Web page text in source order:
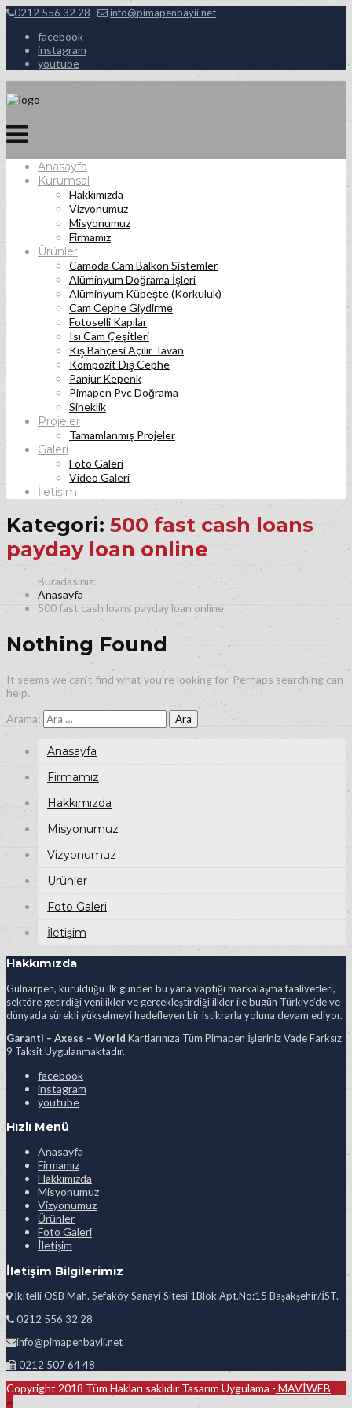
0212 556 32 28 info@pimapenbayii.net
facebook
instagram
youtube
Anasayfa
Kurumsal
Hakkımızda
Vizyonumuz
Misyonumuz
Firmamız
Ürünler
Camoda Cam Balkon Sistemler
Alüminyum Doğrama İşleri
Alüminyum Küpeşte (Korkuluk)
Cam Cephe Giydirme
Fotoselli Kapılar
Isı Cam Çeşitleri
Kış Bahçesi Açılır Tavan
Kompozit Dış Cephe
Panjur Kepenk
Pimapen Pvc Doğrama
Sineklik
Projeler
Tamamlanmış Projeler
Galeri
Foto Galeri
Video Galeri
İletişim
Kategori: 500 fast cash loans
payday loan online
Anasayfa
500 fast cash loans payday loan online
Nothing Found
It seems we can’t find what you’re looking for. Perhaps searching can
help.
Arama:
Anasayfa
Firmamız
Hakkımızda
Misyonumuz
Vizyonumuz
Ürünler
Foto Galeri
İletişim
Hakkımızda
Gülnarpen, kurulduğu ilk günden bu yana yaptığı markalaşma faaliyetleri,
sektöre getirdiği yenilikler ve gerçekleştirdiği ilkler ile bugün Türkiye’de ve
dünyada sürekli yükselmeyi hedefleyen bir istikrarla yoluna devam ediyor.
Garanti – Axess – World Kartlarınıza Tüm Pimapen İşleriniz Vade Farksız
9 Taksit Uygulanmaktadır.
facebook
instagram
youtube
Hızlı Menü
Anasayfa
Firmamız
Hakkımızda
Misyonumuz
Vizyonumuz
Ürünler
Foto Galeri
İletişim
İletişim Bilgilerimiz
İkitelli OSB Mah. Sefaköy Sanayi Sitesi 1Blok Apt.No:15 Başakşehir/İST.
0212 556 32 28
info@pimapenbayii.net
0212 507 64 48
Copyright 2018 Tüm Hakları saklıdır Tasarım Uygulama - MAVİWEB